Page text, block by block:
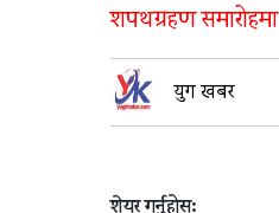
शपथग्रहण
युग खबर